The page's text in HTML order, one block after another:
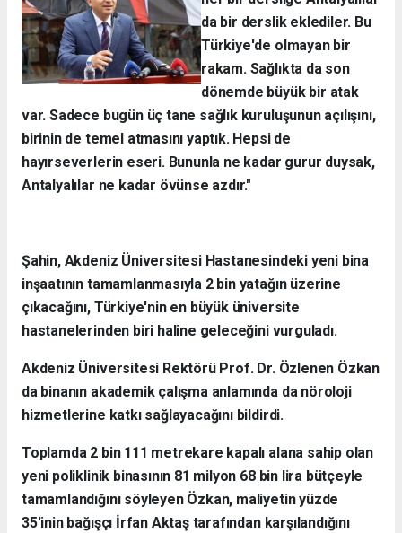
da bir derslik eklediler. Bu
Türkiye'de olmayan bir
rakam. Sağlıkta da son
dönemde büyük bir atak
var. Sadece bugün üç tane sağlık kuruluşunun açılışını,
birinin de temel atmasını yaptık. Hepsi de
hayırseverlerin eseri. Bununla ne kadar gurur duysak,
Antalyalılar ne kadar övünse azdır."
Şahin, Akdeniz Üniversitesi Hastanesindeki yeni bina
inşaatının tamamlanmasıyla 2 bin yatağın üzerine
çıkacağını, Türkiye'nin en büyük üniversite
hastanelerinden biri haline geleceğini vurguladı.
Akdeniz Üniversitesi Rektörü Prof. Dr. Özlenen Özkan
da binanın akademik çalışma anlamında da nöroloji
hizmetlerine katkı sağlayacağını bildirdi.
Toplamda 2 bin 111 metrekare kapalı alana sahip olan
yeni poliklinik binasının 81 milyon 68 bin lira bütçeyle
tamamlandığını söyleyen Özkan, maliyetin yüzde
35'inin bağışçı İrfan Aktaş tarafından karşılandığını